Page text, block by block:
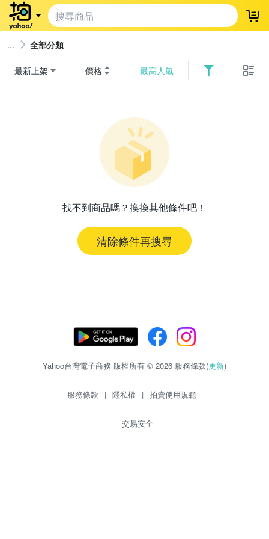
登
全部分類
最新上架 價格 最高人氣
找不到商品嗎？換換其他條件吧！
清除條件再搜尋
Yahoo台灣電子商務 版權所有 © 2026 服務條款(更新)
服務條款 | 隱私權 | 拍賣使用規範
交易安全